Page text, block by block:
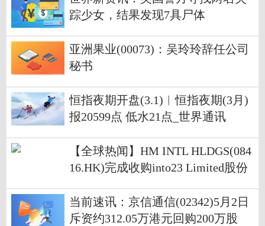
踪少女，结果发现7具尸体
亚洲果业(00073)：吴玲玲辞任公司
秘书
恒指夜期开盘(3.1)︱恒指夜期(3月)
报20599点 低水21点_世界通讯
【全球热闻】HM INTL HLDGS(084
16.HK)完成收购into23 Limited股份
当前速讯：京信通信(02342)5月2日
斥资约312.05万港元回购200万股